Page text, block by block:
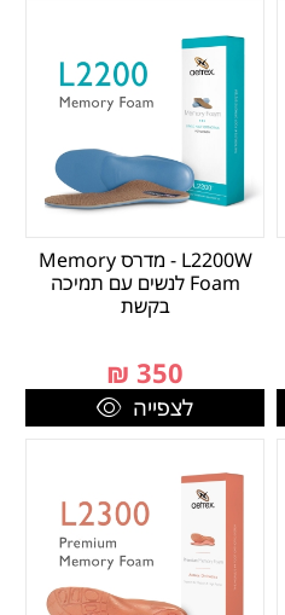
L2200W - מדרס Memory
Foam לנשים עם תמיכה
בקשת
350
₪
לצפייה